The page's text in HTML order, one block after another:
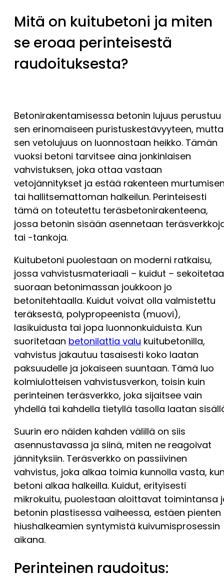
Mitä on kuitubetoni ja miten
se eroaa perinteisestä
raudoituksesta?
Betonirakentamisessa betonin lujuus perustuu
sen erinomaiseen puristuskestävyyteen, mutta
sen vetolujuus on luonnostaan heikko. Tämän
vuoksi betoni tarvitsee aina jonkinlaisen
vahvistuksen, joka ottaa vastaan
vetojännitykset ja estää rakenteen
tai hallitsemattoman halkeilun. Perinteisesti
tämä on toteutettu teräsbetonirakenteena,
jossa betonin sisään asennetaan
tai -tankoja.
Kuitubetoni puolestaan on moderni ratkaisu,
jossa vahvistusmateriaali – kuidut –
suoraan betonimassan joukkoon jo
betonitehtaalla. Kuidut voivat olla valmistettu
teräksestä, polypropeenista (muovi),
lasikuidusta tai jopa luonnonkuiduista. Kun
suoritetaan betonilattia valu kuitubetonilla,
vahvistus jakautuu tasaisesti koko laatan
paksuudelle ja jokaiseen suuntaan. Tämä luo
kolmiulotteisen vahvistusverkon, toisin kuin
perinteinen teräsverkko, joka sijaitsee vain
yhdellä tai kahdella tietyllä tasolla laatan
Suurin ero näiden kahden välillä on siis
asennustavassa ja siinä, miten ne reagoivat
jännityksiin. Teräsverkko on passiivinen
vahvistus, joka alkaa toimia kunnolla vasta,
betoni alkaa halkeilla. Kuidut, erityisesti
mikrokuitu, puolestaan aloittavat toimintansa
betonin plastisessa vaiheessa, estäen pienten
hiushalkeamien syntymistä kuivumisprosessin
aikana.
Perinteinen raudoitus: